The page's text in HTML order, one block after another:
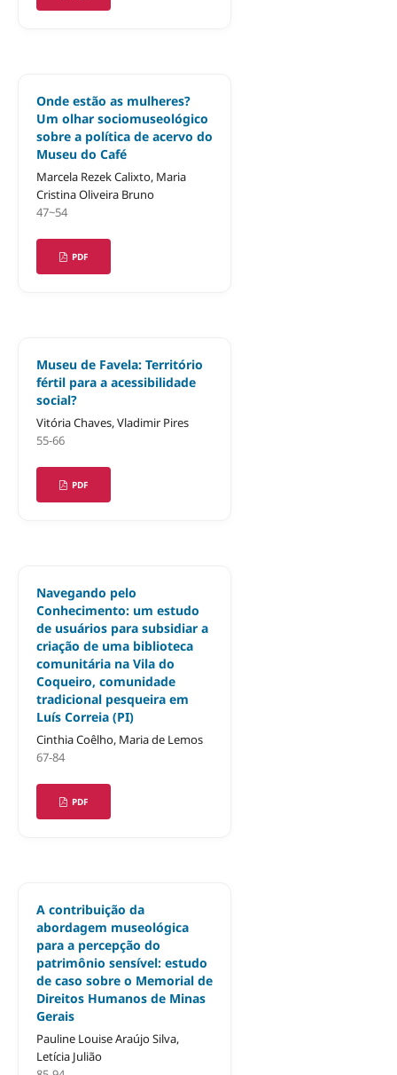
Onde estão as mulheres?
Um olhar sociomuseológico
sobre a política de acervo do
Museu do Café
Marcela Rezek Calixto, Maria
Cristina Oliveira Bruno
47~54
PDF
Museu de Favela: Território
fértil para a acessibilidade
social?
Vitória Chaves, Vladimir Pires
55-66
PDF
Navegando pelo
Conhecimento: um estudo
de usuários para subsidiar a
criação de uma biblioteca
comunitária na Vila do
Coqueiro, comunidade
tradicional pesqueira em
Luís Correia (PI)
Cinthia Coêlho, Maria de Lemos
67-84
PDF
A contribuição da
abordagem museológica
para a percepção do
patrimônio sensível: estudo
de caso sobre o Memorial de
Direitos Humanos de Minas
Gerais
Pauline Louise Araújo Silva,
Letícia Julião